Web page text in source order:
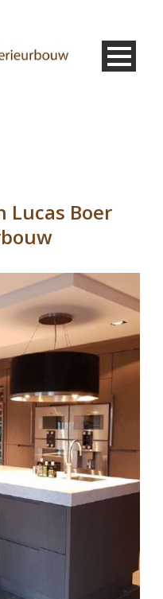
Lucas Boer